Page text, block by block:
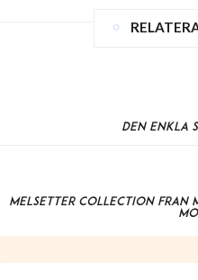
Den enkla
Melsetter Collection från